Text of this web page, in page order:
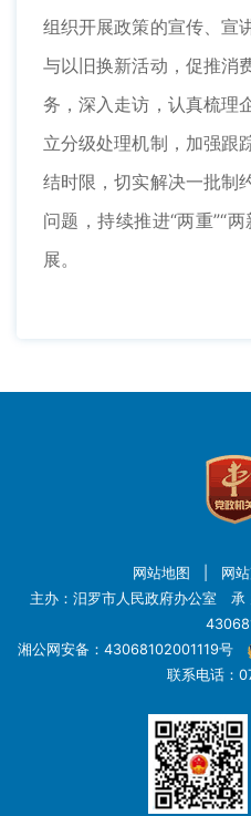
组织开展政策的宣传、宣
与以旧换新活动，促推消
务，深入走访，认真梳理
立分级处理机制，加强跟
结时限，切实解决一批制
问题，持续推进“两重”“
展。
网站地图 网
主办：汨罗市人民政府办公室 承
湘公网安备：43068102001119号
联系电话：